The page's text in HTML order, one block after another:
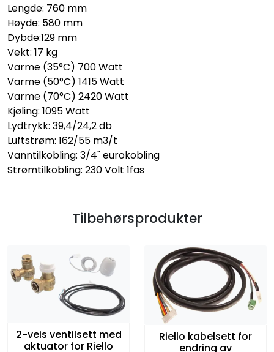
Lengde: 760 mm
Høyde: 580 mm
Dybde:129 mm
Vekt: 17 kg
Varme (35°C) 700 Watt
Varme (50°C) 1415 Watt
Varme (70°C) 2420 Watt
Kjøling: 1095 Watt
Lydtrykk: 39,4/24,2 db
Luftstrøm: 162/55 m3/t
Vanntilkobling: 3/4" eurokobling
Strømtilkobling: 230 Volt 1fas
Tilbehørsprodukter
2-veis ventilsett med
aktuator for Riello
Riello kabelsett for
endring av